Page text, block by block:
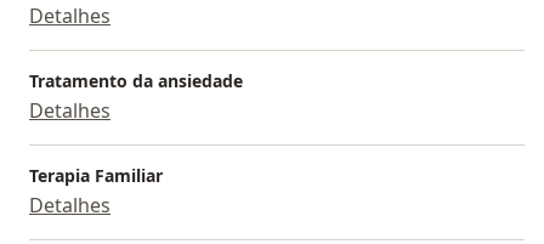
Detalhes
Tratamento da ansiedade
Detalhes
Terapia Familiar
Detalhes